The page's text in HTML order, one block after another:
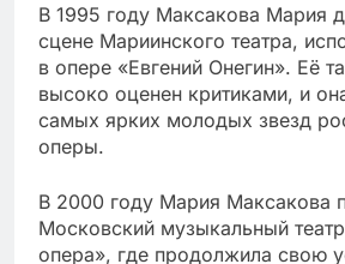
В 1995 году Максакова Мария
сцене Мариинского театра,
в опере «Евгений Онегин». Её
высоко оценен критиками, и
самых ярких молодых звезд
оперы.
В 2000 году Мария Максакова
Московский музыкальный
опера», где продолжила свою